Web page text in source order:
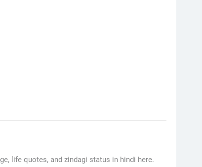
life quotes, and zindagi status in hindi here.